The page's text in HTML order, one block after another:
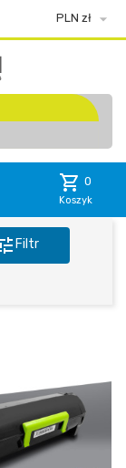
PLN zł 
shopping_cart 0
Koszyk
Filtr